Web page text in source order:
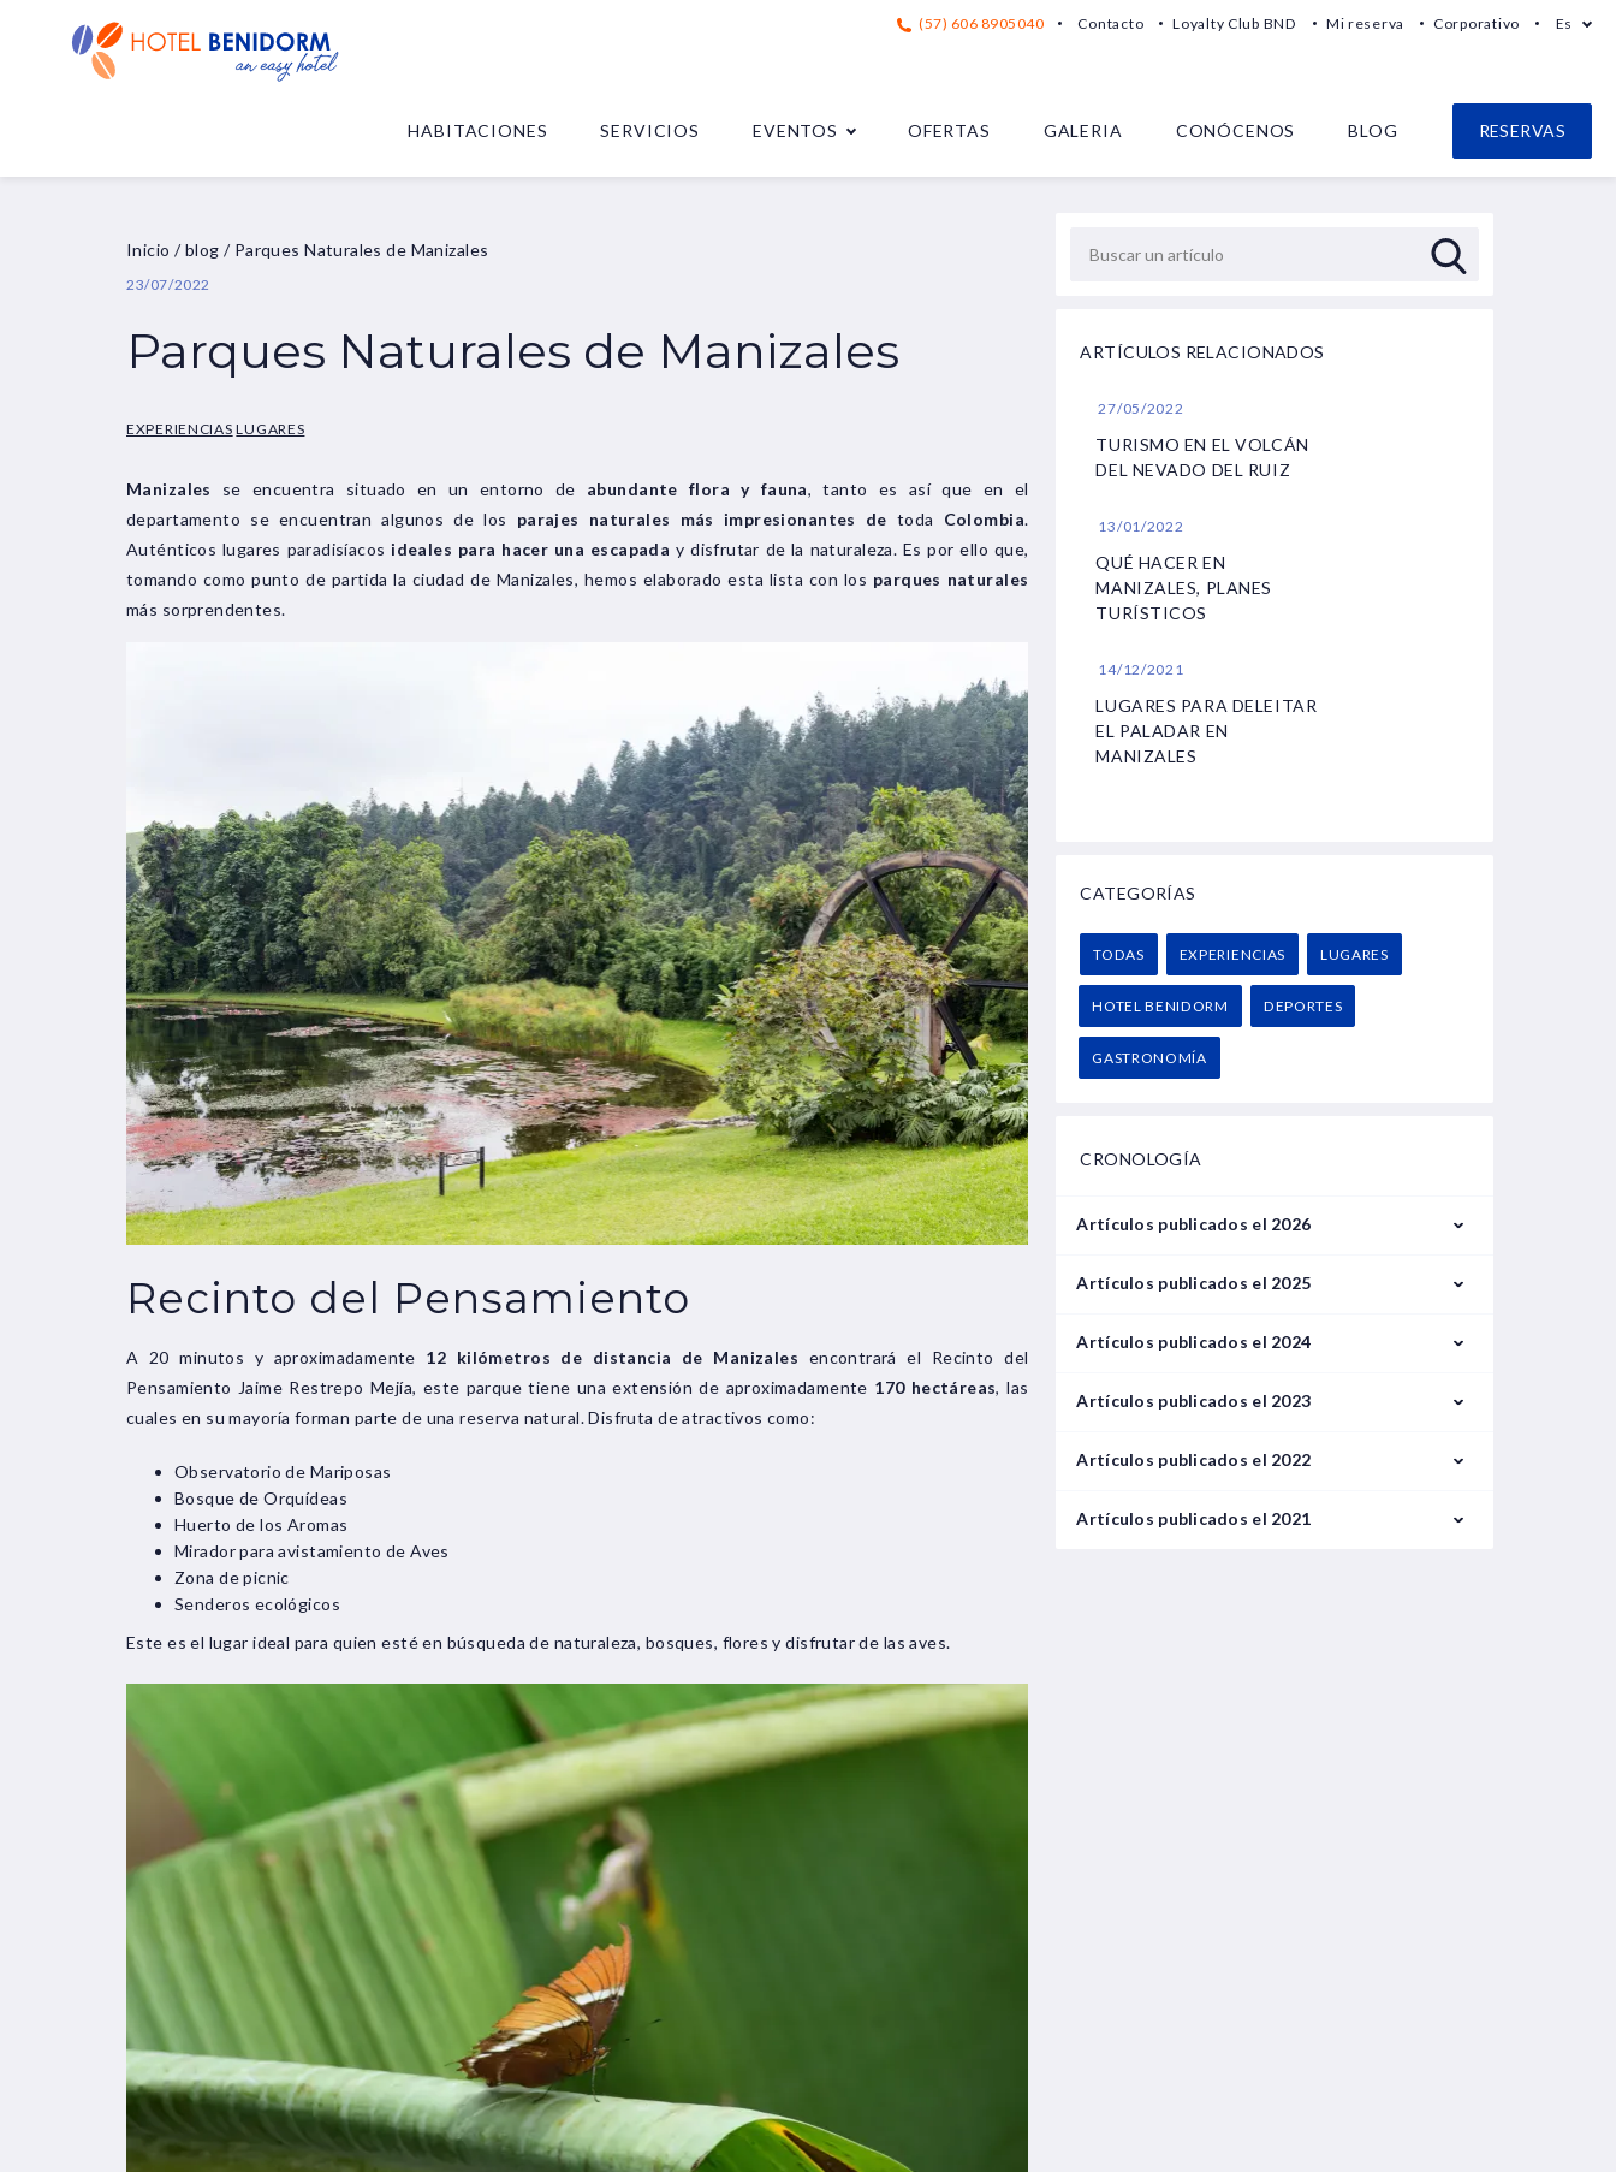
(57) 606 8905040 Contacto Loyalty Club BND Mi reserva Corporativo Es
HABITACIONES SERVICIOS EVENTOS OFERTAS GALERIA CONÓCENOS BLOG RESERVAS
Inicio /blog / Parques Naturales de Manizales
23/07/2022
Parques Naturales de Manizales
EXPERIENCIAS LUGARES
Manizales se encuentra situado en un entorno de abundante flora y fauna, tanto es así que en el
departamento se encuentran algunos de los parajes naturales más impresionantes de toda Colombia.
Auténticos lugares paradisíacos ideales para hacer una escapada y disfrutar de la naturaleza. Es por ello que,
tomando como punto de partida la ciudad de Manizales, hemos elaborado esta lista con los parques naturales
más sorprendentes.
Recinto del Pensamiento
A 20 minutos y aproximadamente 12 kilómetros de distancia de Manizales encontrará el Recinto del
Pensamiento Jaime Restrepo Mejía, este parque tiene una extensión de aproximadamente 170 hectáreas, las
cuales en su mayoría forman parte de una reserva natural. Disfruta de atractivos como:
Observatorio de Mariposas
Bosque de Orquídeas
Huerto de los Aromas
Mirador para avistamiento de Aves
Zona de picnic
Senderos ecológicos
Este es el lugar ideal para quien esté en búsqueda de naturaleza, bosques, flores y disfrutar de las aves.
ARTÍCULOS RELACIONADOS
27/05/2022
TURISMO EN EL VOLCÁN
DEL NEVADO DEL RUIZ
13/01/2022
QUÉ HACER EN
MANIZALES, PLANES
TURÍSTICOS
14/12/2021
LUGARES PARA DELEITAR
EL PALADAR EN
MANIZALES
CATEGORÍAS
TODAS EXPERIENCIAS LUGARES
HOTEL BENIDORM DEPORTES
GASTRONOMÍA
CRONOLOGÍA
Artículos publicados el 2026
Febrero
Artículos publicados el 2025
Enero
Artículos publicados el 2024
Enero
Artículos publicados el 2023
Enero
Artículos publicados el 2022
Enero
Artículos publicados el 2021